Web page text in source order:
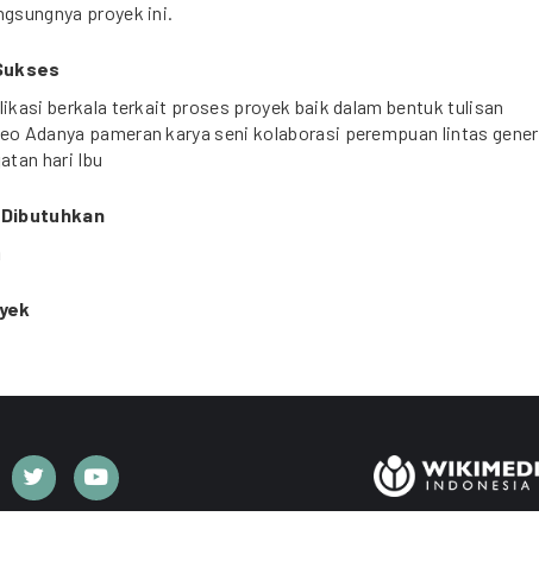
proyek ini.
berkala terkait proses proyek baik dalam bentuk tulisan
Adanya pameran karya seni kolaborasi perempuan lintas
hari Ibu
Dibutuhkan